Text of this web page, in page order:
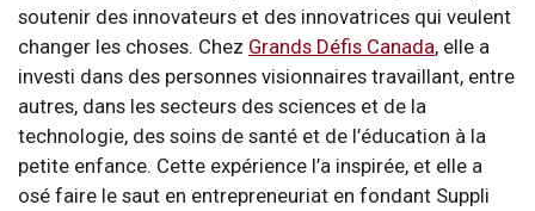
soutenir des innovateurs et des innovatrices qui veulent
changer les choses. Chez Grands Défis Canada, elle a
investi dans des personnes visionnaires travaillant, entre
autres, dans les secteurs des sciences et de la
technologie, des soins de santé et de l’éducation à la
petite enfance. Cette expérience l’a inspirée, et elle a
osé faire le saut en entrepreneuriat en fondant Suppli